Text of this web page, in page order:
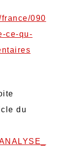
090
ce-qu-
du